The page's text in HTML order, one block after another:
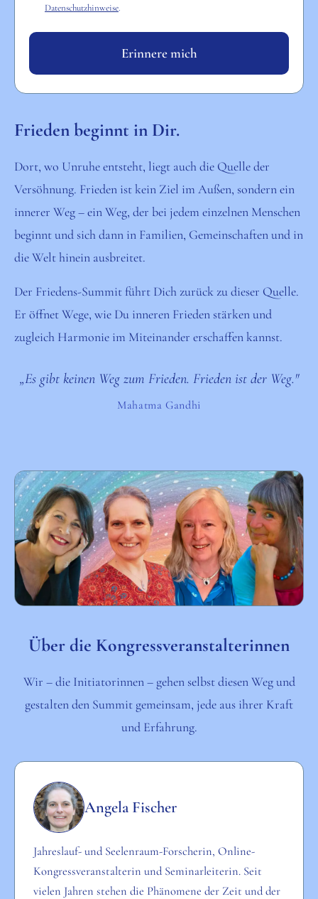
Frieden beginnt in Dir.
Dort, wo Unruhe entsteht, liegt auch die Quelle der
Versöhnung. Frieden ist kein Ziel im Außen, sondern ein
innerer Weg – ein Weg, der bei jedem einzelnen Menschen
beginnt und sich dann in Familien, Gemeinschaften und in
die Welt hinein ausbreitet.
Der Friedens-Summit führt Dich zurück zu dieser Quelle.
Er öffnet Wege, wie Du inneren Frieden stärken und
zugleich Harmonie im Miteinander erschaffen kannst.
„Es gibt keinen Weg zum Frieden. Frieden ist der Weg."
Mahatma Gandhi
Datenschutzhinweise.
Erinnere mich
Über die Kongressveranstalterinnen
Wir – die Initiatorinnen – gehen selbst diesen Weg und
gestalten den Summit gemeinsam, jede aus ihrer Kraft
und Erfahrung.
Angela Fischer
Jahreslauf- und Seelenraum-Forscherin, Online-
Kongressveranstalterin und Seminarleiterin. Seit
vielen Jahren stehen die Phänomene der Zeit und der